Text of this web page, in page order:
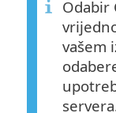
Odabir
vašem